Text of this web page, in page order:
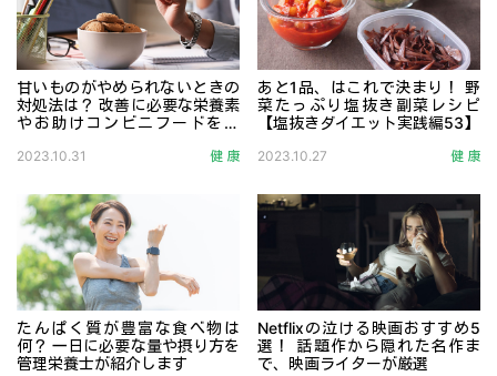
甘いものがやめられないときの
対処法は？ 改善に必要な栄養素
やお助けコンビニフードを紹
どうしても甘いものがやめられないと悩んでいませんか？
2023.10.31 健 康
あと1品、はこれで決まり！ 野
菜たっぷり塩抜き副菜レシピ
【塩抜きダイエット実践編53】
メインのおかずとごはんだ
2023.10.27 健 康
たんぱく質が豊富な食べ物は
何？ 一日に必要な量や摂り方を
管理栄養士が紹介します
Netflixの泣ける映画おすすめ5
選！ 話題作から隠れた名作ま
で、映画ライターが厳選